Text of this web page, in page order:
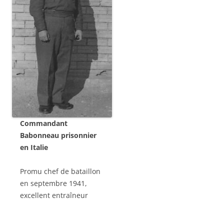
Commandant
Babonneau prisonnier
en Italie
Promu chef de bataillon
en septembre 1941,
excellent entraîneur